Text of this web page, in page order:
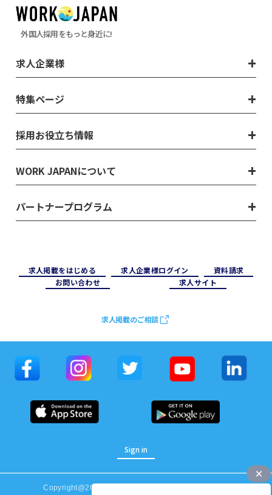
外国人採用をもっと身近に!
求人企業様
特集ページ
採用お役立ち情報
WORK JAPANについて
パートナープログラム
求⼈掲載をはじめる 求⼈企業様ログイン
資料請求
お問い合わせ
求⼈サイト
求人掲載のご相談
Sign in
Copyright@2023 WORK JAPAN. All Rights Reserved